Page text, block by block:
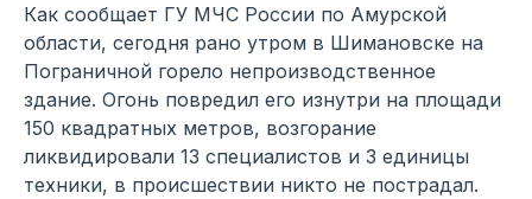
Как сообщает ГУ МЧС России по Амурской
области, сегодня рано утром в Шимановске на
Пограничной горело непроизводственное
здание. Огонь повредил его изнутри на площади
150 квадратных метров, возгорание
ликвидировали 13 специалистов и 3 единицы
техники, в происшествии никто не пострадал.